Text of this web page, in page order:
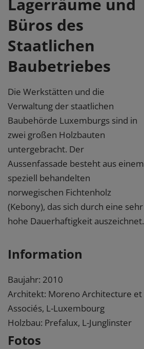
Büros des
Staatlichen
Baubetriebes
Die Werkstätten und die
Verwaltung der staatlichen
Baubehörde Luxemburgs sind in
zwei großen Holzbauten
untergebracht. Der
Aussenfassade besteht aus einem
speziell behandelten
norwegischen Fichtenholz
(Kebony), das sich durch eine sehr
hohe Dauerhaftigkeit auszeichnet.
Information
Baujahr: 2010
Architekt: Moreno Architecture et
Associés, L-Luxembourg
Holzbau: Prefalux, L-Junglinster
Fotos